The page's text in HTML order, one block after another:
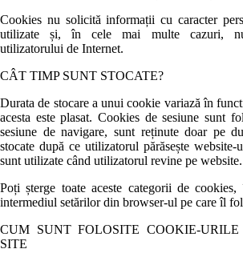
Cookies nu solicită informații cu caracter
utilizate și, în cele mai multe cazuri, nu
utilizatorului de Internet.
CÂT TIMP SUNT STOCATE?
Durata de stocare a unui cookie variază în
acesta este plasat. Cookies de sesiune sunt
sesiune de navigare, sunt reținute doar pe
stocate după ce utilizatorul părăsește website-
sunt utilizate când utilizatorul revine pe website.
Poți șterge toate aceste categorii de
intermediul setărilor din browser-ul pe care îl
CUM SUNT FOLOSITE COOKIE-
SITE